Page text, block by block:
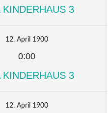
3
12. April 1900
0:00
3
12. April 1900